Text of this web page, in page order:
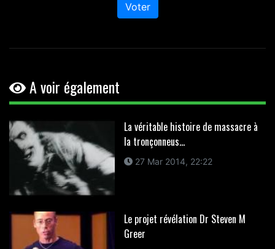
Voter
A voir également
La véritable histoire de massacre à
la tronçonneus...
27 Mar 2014, 22:22
Le projet révélation Dr Steven M
Greer